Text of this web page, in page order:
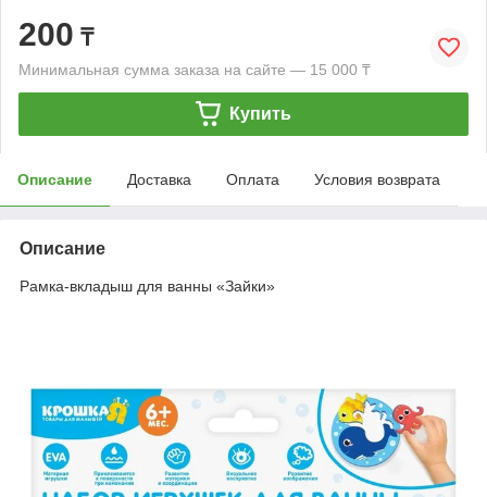
200 ₸
Минимальная сумма заказа на сайте — 15 000 ₸
Купить
Описание Доставка Оплата Условия возврата
Описание
Рамка-вкладыш для ванны «Зайки»